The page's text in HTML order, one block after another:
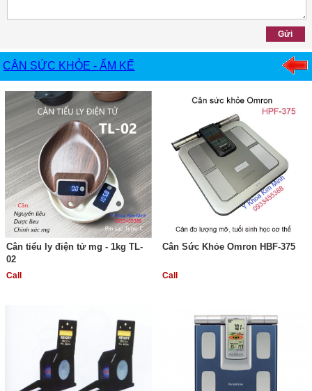
CÂN SỨC KHỎE - ẨM KẾ
Cân tiểu ly điện tử mg - 1kg TL-
02
Call
Cân Sức Khỏe Omron HBF-375
Call